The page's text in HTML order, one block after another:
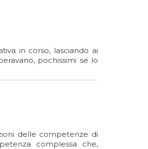
in corso, lasciando ai
pochissimi se lo
delle competenze di
complessa che,